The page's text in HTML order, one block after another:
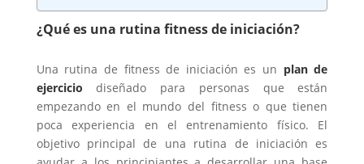
¿Qué es una rutina fitness de iniciación?
Una rutina de fitness de iniciación es un plan de
ejercicio diseñado para personas que están
empezando en el mundo del fitness o que tienen
poca experiencia en el entrenamiento físico. El
objetivo principal de una rutina de iniciación es